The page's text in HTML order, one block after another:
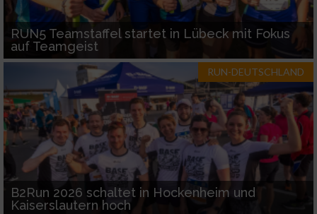
RUN5 Teamstaffel startet in Lübeck mit Fokus
auf Teamgeist
RUN-DEUTSCHLAND
B2Run 2026 schaltet in Hockenheim und
Kaiserslautern hoch